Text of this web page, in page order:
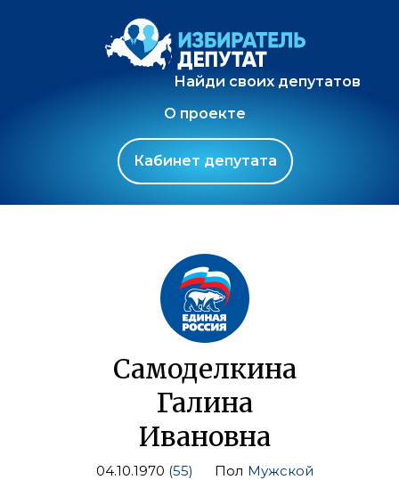
Найди своих депутатов
О проекте
Кабинет депутата
Самоделкина
Галина
Ивановна
04.10.1970 (55) Пол Мужской